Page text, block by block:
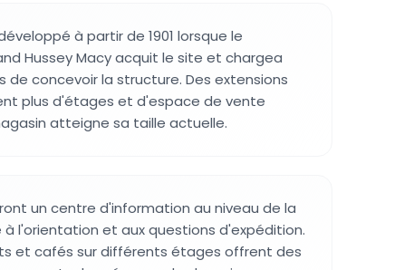
à partir de 1901 lorsque le
Hussey Macy acquit le site et chargea
de concevoir la structure. Des extensions
plus d'étages et d'espace de vente
atteigne sa taille actuelle.
un centre d'information au niveau de la
à l'orientation et aux questions d'expédition.
et cafés sur différents étages offrent des